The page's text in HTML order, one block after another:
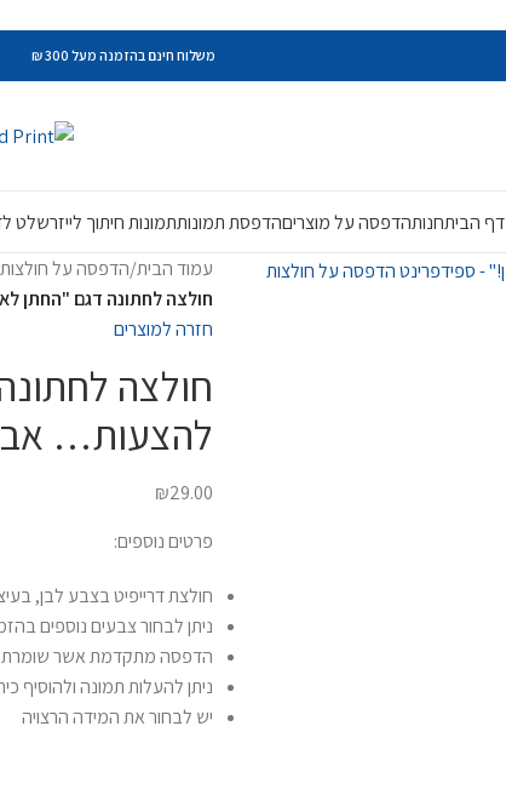
משלוח חינם בהזמנה מעל 300 ₪
דף הביתחנותהדפסה על מוצריםהדפסת תמונותתמונות חיתוך לייזרשלט
עמוד הבית/הדפסה על חולצות
חולצה לחתונה דגם "החתן
חזרה למוצרים
חולצה
להצעות…
₪29.00
פרטים נוספים:
חולצת דרייפיט בצבע לבן,
ניתן לבחור צבעים נוספים בהזמנה
הדפסה מתקדמת אשר שומרת
ניתן להעלות תמונה ולהוסיף
יש לבחור את המידה הרצויה